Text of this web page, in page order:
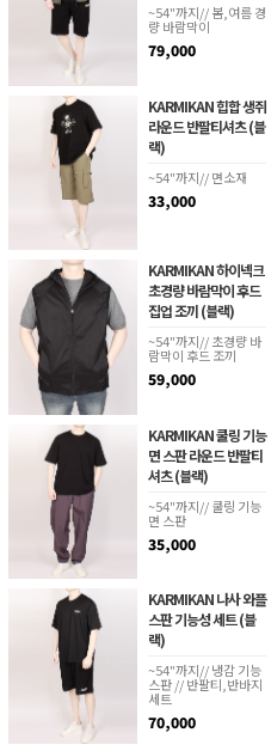
~54"까지// 봄,여름 경
량 바람막이
79,000
KARMIKAN 힙합 생쥐
라운드 반팔티셔츠 (블
랙)
~54"까지// 면소재
33,000
KARMIKAN 하이넥크
초경량 바람막이 후드
집업 조끼 (블랙)
~54"까지// 초경량 바
람막이 후드 조끼
59,000
KARMIKAN 쿨링 기능
면 스판 라운드 반팔티
셔츠 (블랙)
~54"까지// 쿨링 기능
면 스판
35,000
KARMIKAN 나사 와플
스판 기능성 세트 (블
랙)
~54"까지// 냉감 기능
스판 // 반팔티,반바지
세트
70,000